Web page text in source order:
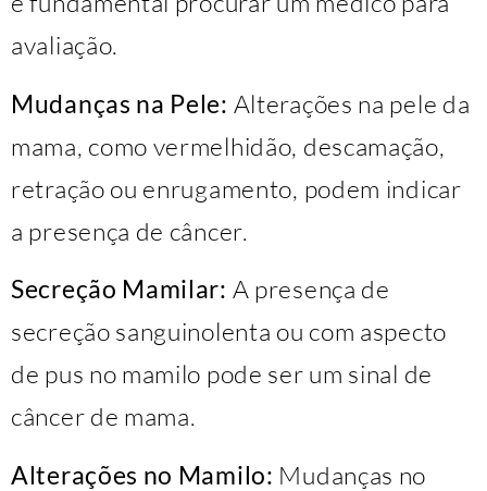
avaliação.
Mudanças na Pele: Alterações na pele da
mama, como vermelhidão, descamação,
retração ou enrugamento, podem indicar
a presença de câncer.
Secreção Mamilar: A presença de
secreção sanguinolenta ou com aspecto
de pus no mamilo pode ser um sinal de
câncer de mama.
Alterações no Mamilo: Mudanças no